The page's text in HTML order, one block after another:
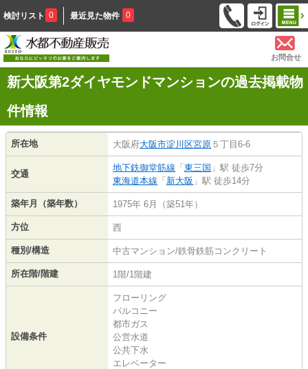
検討リスト 0 最近見た物件 0
お問合せ
新大阪第2ダイヤモンドマンションの過去掲載物
件情報
所在地 大阪府大阪市淀川区宮原 ５丁目6-6
交通
地下鉄御堂筋線 「 東三国 」駅 徒歩7分
東海道本線 「 新大阪 」駅 徒歩14分
築年月（築年数） 1975年 6月（築51年）
方位 西
種別/構造 中古マンション/鉄骨鉄筋コンクリート
所在階/階建 1階/1階建
設備条件
フローリング
バルコニー
都市ガス
公営水道
公共下水
エレベーター